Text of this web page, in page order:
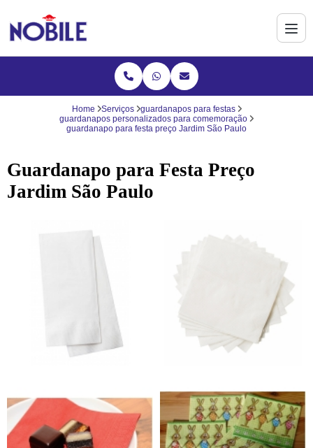
Home Serviços
guardanapos para festas
guardanapos personalizados para comemoração
guardanapo para festa preço Jardim São Paulo
Guardanapo para Festa Preço
Jardim São Paulo